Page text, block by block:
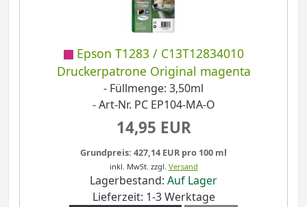
Epson T1283 / C13T12834010
Druckerpatrone Original magenta
- Füllmenge: 3,50ml
- Art-Nr. PC EP104-MA-O
14,95 EUR
Grundpreis: 427,14 EUR pro 100 ml
inkl. MwSt. zzgl. Versand
Lagerbestand: Auf Lager
Lieferzeit: 1-3 Werktage